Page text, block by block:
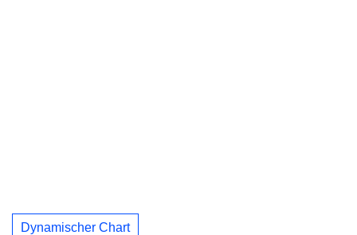
Dynamischer Chart